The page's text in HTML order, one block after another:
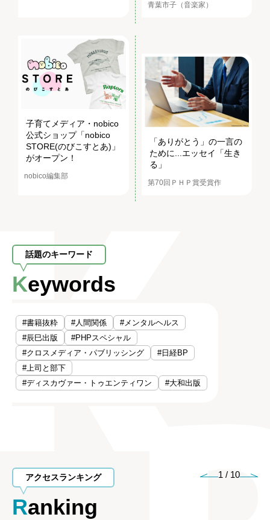
青葉市子（音楽家）
子育てメディア・nobico
公式ショップ「nobico
STORE(のびこすとあ)」
がオープン！
nobico編集部
「ありがとう」の一言の
ために...エッセイ「生き
る」
第70回ＰＨＰ賞受賞作
話題のキーワード
Keywords
#書籍抜粋 #人間関係
#メンタルヘルス
#辰巳出版
#PHPスペシャル
#クロスメディア・パブリッシング
#日経BP
#上司と部下
#ディスカヴァー・トゥエンティワン
#大和出版
アクセスランキング
Ranking
1 / 10